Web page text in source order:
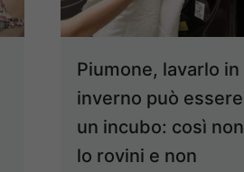
Piumone, lavarlo in
inverno può essere
un incubo: così non
lo rovini e non